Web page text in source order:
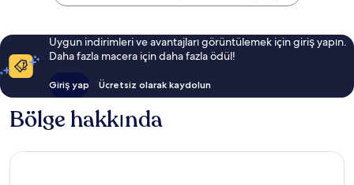
Uygun indirimleri ve avantajları görüntülemek için giriş yapın.
Daha fazla macera için daha fazla ödül!
Giriş yap Ücretsiz olarak kaydolun
Bölge hakkında